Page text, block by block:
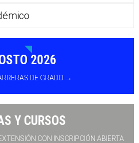
2026
DE GRADO →
Y CURSOS
CON INSCRIPCIÓN ABIERTA